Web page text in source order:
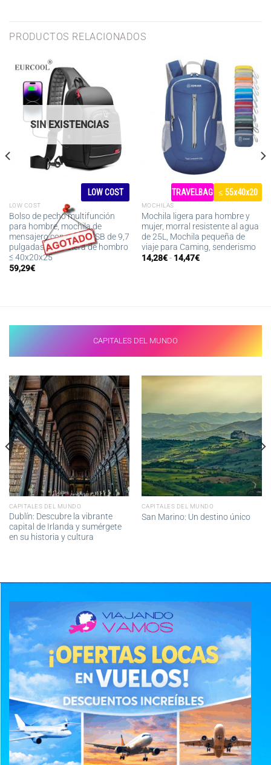
PRODUCTOS RELACIONADOS
SIN EXISTENCIAS
LOW COST
LOW COST
Bolso de pecho multifunción
para hombre, mochila de
mensajero con carga USB de 9,7
pulgadas, bandolera de hombro
≤ 40x20x25
59,29€
TRAVELBAG ≤ 55x40x20
MOCHILAS
Mochila ligera para hombre y
mujer, morral resistente al agua
de 25L, Mochila pequeña de
viaje para Caming, senderismo
14,28€ - 14,47€Rango
CAPITALES DEL MUNDO
CAPITALES DEL MUNDO
Dublín: Descubre la vibrante
capital de Irlanda y sumérgete
en su historia y cultura
CAPITALES DEL MUNDO
San Marino: Un destino único